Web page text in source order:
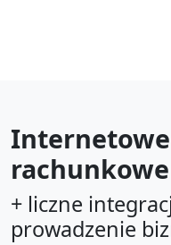
rachunkowe
+ liczne
prowadzenie